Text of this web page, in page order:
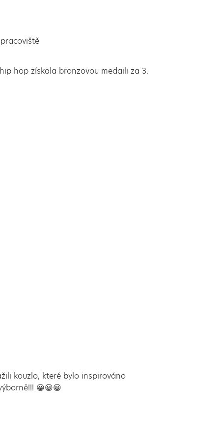
hop získala bronzovou medaili za 3.
kouzlo, které bylo inspirováno
😀😀😀